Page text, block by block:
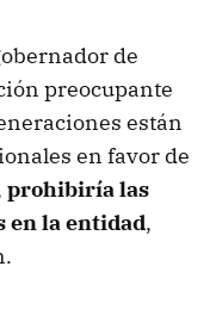
de
preocupante
están
en favor de
prohibiría las
en la entidad,